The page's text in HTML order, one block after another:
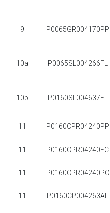
9 P0065GR004170PP
10a P0065SL004266FL
10b P0160SL004637FL
11 P0160CPR04240PP
11 P0160CPR04240FC
11 P0160CPR04240PC
11 P0160CP004263AL